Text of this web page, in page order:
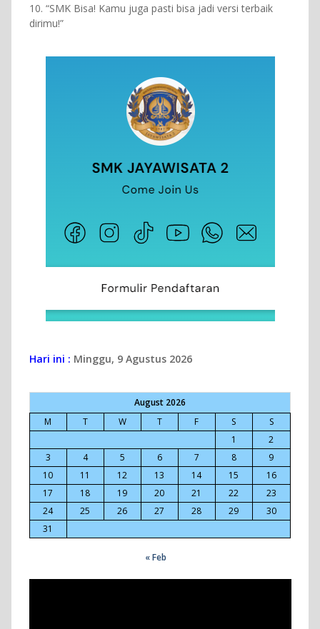
10. “SMK Bisa! Kamu juga pasti bisa jadi versi terbaik
dirimu!”
Hari ini : Minggu, 9 Agustus 2026
August 2026
M
T W T F S
S
1
2
3
4 5 6 7 8
9
10
11 12 13 14 15
16
17
18 19 20 21 22
23
24
25 26 27 28 29
30
31
« Feb